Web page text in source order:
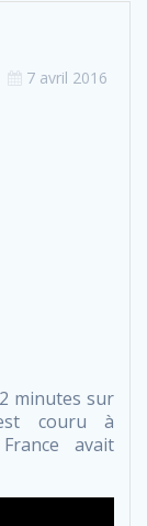
7 avril 2016
minutes sur
couru à
avait